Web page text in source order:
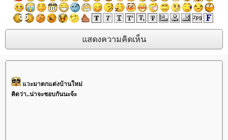
วะมาตกแต่งบ้านใหม่
คิดว่า..น่าจะชอบกันนะจ้ะ